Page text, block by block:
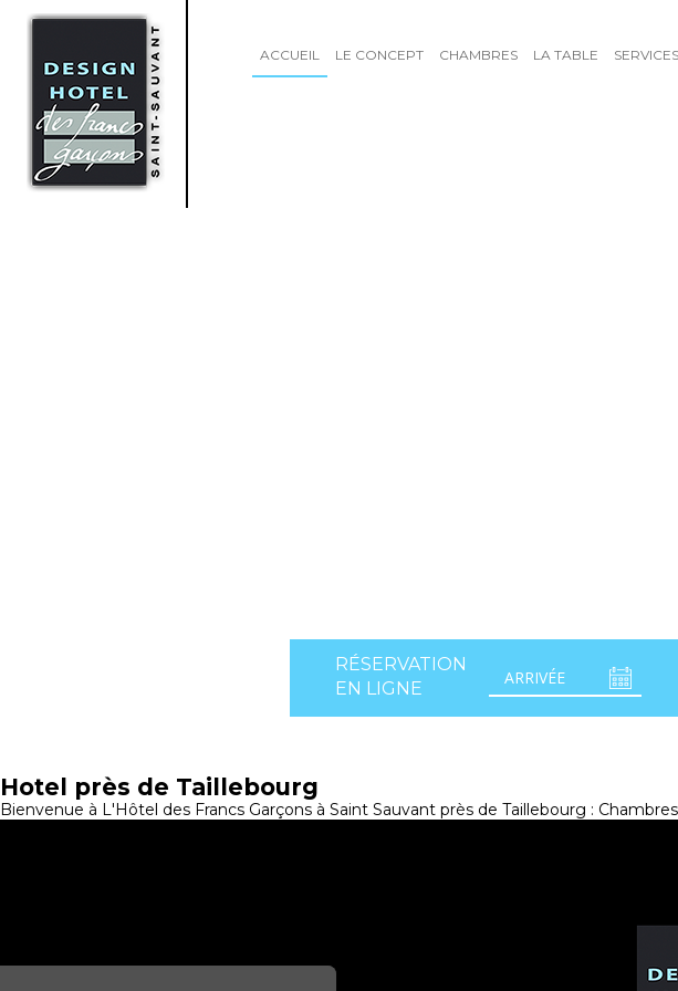
ACCUEIL LE CONCEPT CHAMBRES LA TABLE SERVICES
RÉSERVATION
EN LIGNE
Hotel près de Taillebourg
Bienvenue à L'Hôtel des Francs Garçons à Saint Sauvant près de Taillebourg :